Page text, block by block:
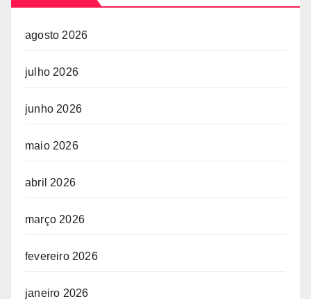
agosto 2026
julho 2026
junho 2026
maio 2026
abril 2026
março 2026
fevereiro 2026
janeiro 2026